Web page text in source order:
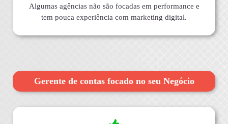
Algumas agências não são focadas em performance e
tem pouca experiência com marketing digital.
Gerente de contas focado no seu Negócio